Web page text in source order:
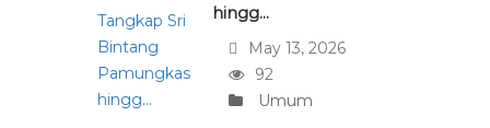
hingg...
May 13, 2026
92
Umum